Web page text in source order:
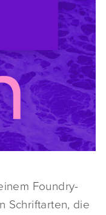
Foundry-
Schriftarten, die